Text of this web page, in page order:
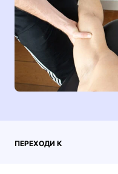
ПЕРЕХОДИ К